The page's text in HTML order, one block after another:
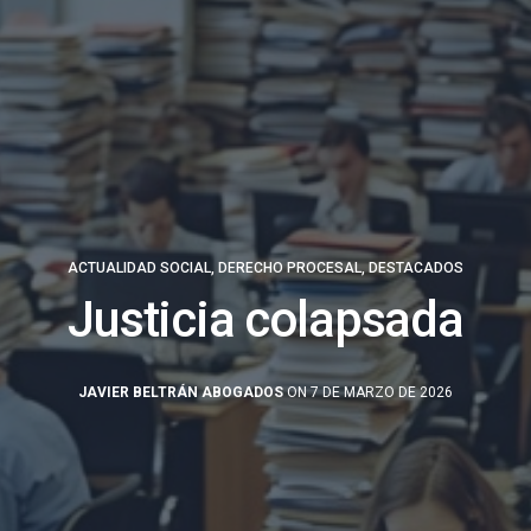
ACTUALIDAD SOCIAL DERECHO PROCESAL,DESTACADOS
Justicia colapsada
JAVIER BELTRÁN ABOGADOSON 7 DE MARZO DE 2026